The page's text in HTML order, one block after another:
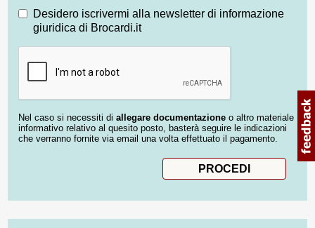
Desidero iscrivermi alla newsletter di informazione
giuridica di Brocardi.it
Nel caso si necessiti di allegare documentazione o altro materiale
informativo relativo al quesito posto, basterà seguire le indicazioni
che verranno fornite via email una volta effettuato il pagamento.